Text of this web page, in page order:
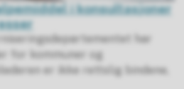
i konsultasjoner
har
for kommuner og
er ikke rettslig bindene,